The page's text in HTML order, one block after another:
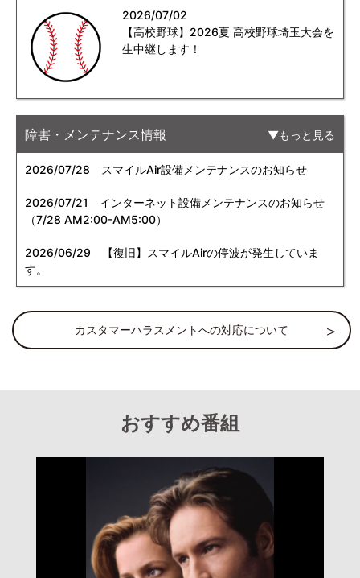
2026/07/02
【高校野球】2026夏 高校野球埼玉大会を
生中継します！
障害・メンテナンス情報 もっと見る
2026/07/28 スマイルAir設備メンテナンスのお知らせ
2026/07/21
インターネット設備メンテナンスのお知らせ
（7/28 AM2:00-AM5:00）
2026/06/29 【復旧】スマイルAirの停波が発生していま
す。
カスタマーハラスメントへの対応について
おすすめ番組